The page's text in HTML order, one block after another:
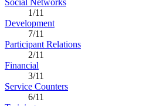
Social Networks
1/11
Development
7/11
Participant Relations
2/11
Financial
3/11
Service Counters
6/11